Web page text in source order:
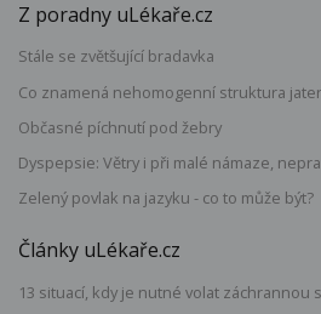
Z poradny uLékaře.cz
Stále se zvětšující bradavka
Co znamená nehomogenní struktura
Občasné píchnutí pod žebry
Dyspepsie: Větry i při malé námaze,
Zelený povlak na jazyku - co to může být?
Články uLékaře.cz
13 situací, kdy je nutné volat záchrannou